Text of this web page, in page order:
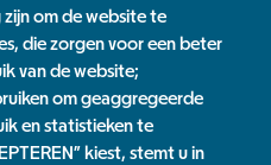
zijn om de website te
die zorgen voor een beter
van de website;
om geaggregeerde
en statistieken te
kiest, stemt u in
CADEAU!
laag versplinterd. Dit
van de constructie. Uit
echter afgesloten voor